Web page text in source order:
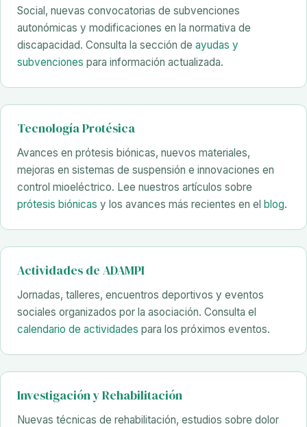
Social, nuevas convocatorias de subvenciones
autonómicas y modificaciones en la normativa de
discapacidad. Consulta la sección de ayudas y
subvenciones para información actualizada.
Tecnología Protésica
Avances en prótesis biónicas, nuevos materiales,
mejoras en sistemas de suspensión e innovaciones en
control mioeléctrico. Lee nuestros artículos sobre
prótesis biónicas y los avances más recientes en el blog.
Actividades de ADAMPI
Jornadas, talleres, encuentros deportivos y eventos
sociales organizados por la asociación. Consulta el
calendario de actividades para los próximos eventos.
Investigación y Rehabilitación
Nuevas técnicas de rehabilitación, estudios sobre dolor